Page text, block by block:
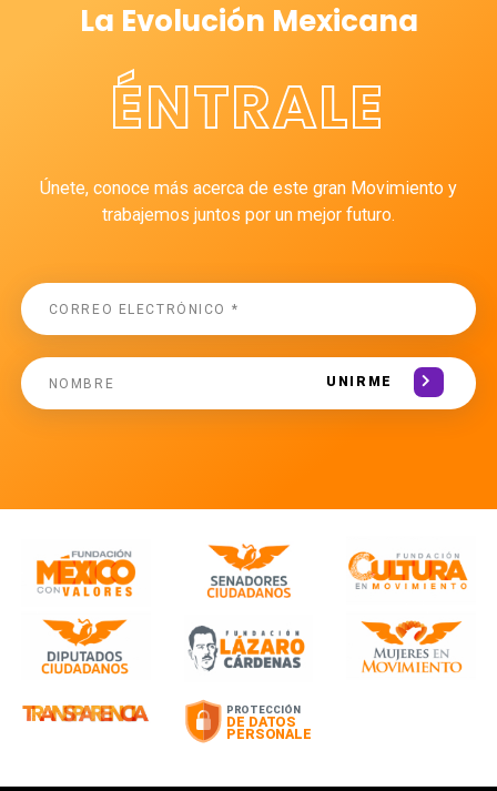
La Evolución Mexicana
ÉNTRALE
Únete, conoce más acerca de este gran Movimiento y
trabajemos juntos por un mejor futuro.
UNIRME